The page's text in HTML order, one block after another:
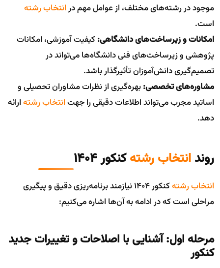
موجود در رشته‌های مختلف، از عوامل مهم درانتخاب رشته
است.
امکانات و زیرساخت‌های دانشگاهی:کیفیت آموزشی، امکانات
پژوهشی و زیرساخت‌های فنی دانشگاه‌ها می‌تواند در
تصمیم‌گیری دانش‌آموزان تأثیرگذار باشد.
مشاوره‌های تخصصی:بهره‌گیری از نظرات مشاوران تحصیلی و
اساتید مجرب می‌تواند اطلاعات دقیقی را جهتانتخاب رشتهارائه
دهد.
روند انتخاب رشتهکنکور 1404
انتخاب رشته
کنکور 1404 نیازمند برنامه‌ریزی دقیق و پیگیری
مراحلی است که در ادامه به آن‌ها اشاره می‌کنیم:
مرحله اول: آشنایی با اصلاحات و تغییرات جدید
کنکور